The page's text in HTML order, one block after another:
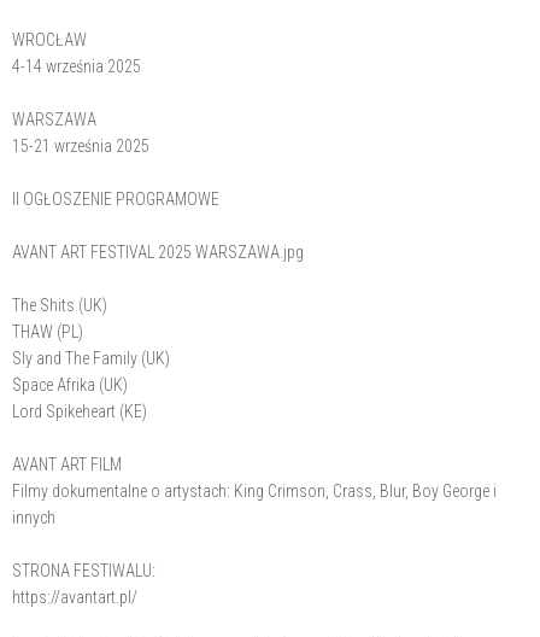
WROCŁAW
4-14 września 2025
WARSZAWA
15-21 września 2025
II OGŁOSZENIE PROGRAMOWE
AVANT ART FESTIVAL 2025 WARSZAWA.jpg
The Shits (UK)
THAW (PL)
Sly and The Family (UK)
Space Afrika (UK)
Lord Spikeheart (KE)
AVANT ART FILM
Filmy dokumentalne o artystach: King Crimson, Crass, Blur, Boy George i
innych
STRONA FESTIWALU:
https://avantart.pl/